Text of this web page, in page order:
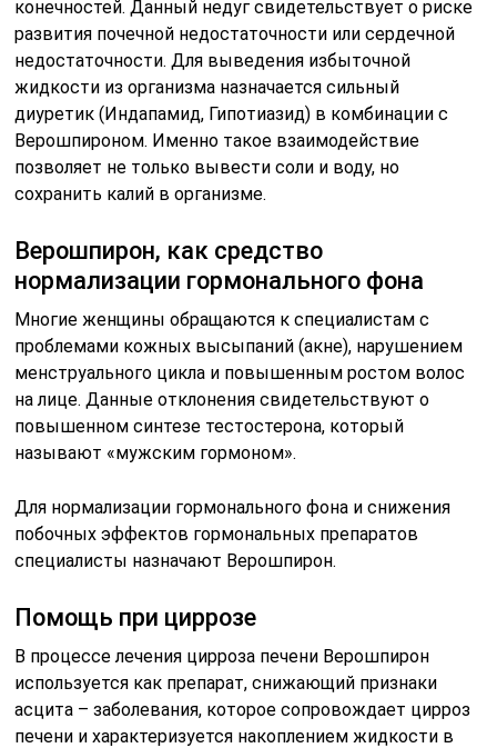
конечностей. Данный недуг свидетельствует о риске
развития почечной недостаточности или сердечной
недостаточности. Для выведения избыточной
жидкости из организма назначается сильный
диуретик (Индапамид, Гипотиазид) в комбинации с
Верошпироном. Именно такое взаимодействие
позволяет не только вывести соли и воду, но
сохранить калий в организме.
Верошпирон, как средство
нормализации гормонального фона
Многие женщины обращаются к специалистам с
проблемами кожных высыпаний (акне), нарушением
менструального цикла и повышенным ростом волос
на лице. Данные отклонения свидетельствуют о
повышенном синтезе тестостерона, который
называют «мужским гормоном».
Для нормализации гормонального фона и снижения
побочных эффектов гормональных препаратов
специалисты назначают Верошпирон.
Помощь при циррозе
В процессе лечения цирроза печени Верошпирон
используется как препарат, снижающий признаки
асцита – заболевания, которое сопровождает цирроз
печени и характеризуется накоплением жидкости в